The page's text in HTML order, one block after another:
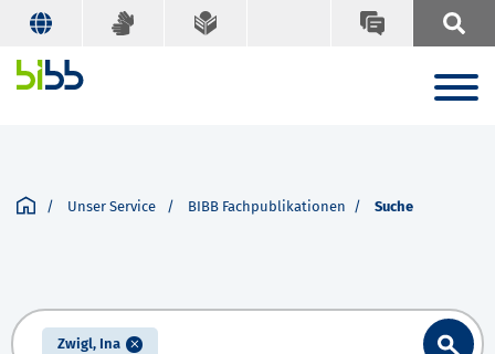
Unser Service BIBB Fachpublikationen Suche
Zwigl, Ina